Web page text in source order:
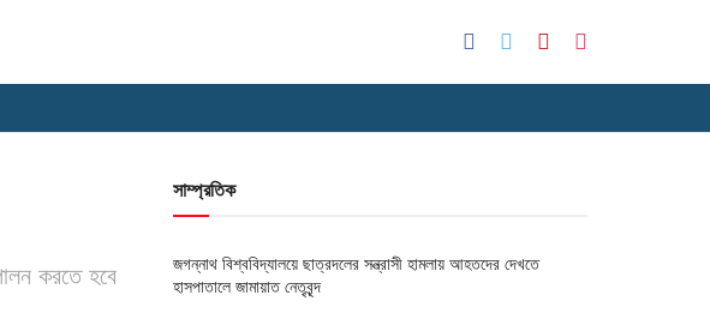
করতে হবে
সাম্প্রতিক
জগন্নাথ বিশ্ববিদ্যালয়ে ছাত্রদলের সন্ত্রাসী হামলায় আহতদের দেখতে
হাসপাতালে জামায়াত নেতৃবৃন্দ